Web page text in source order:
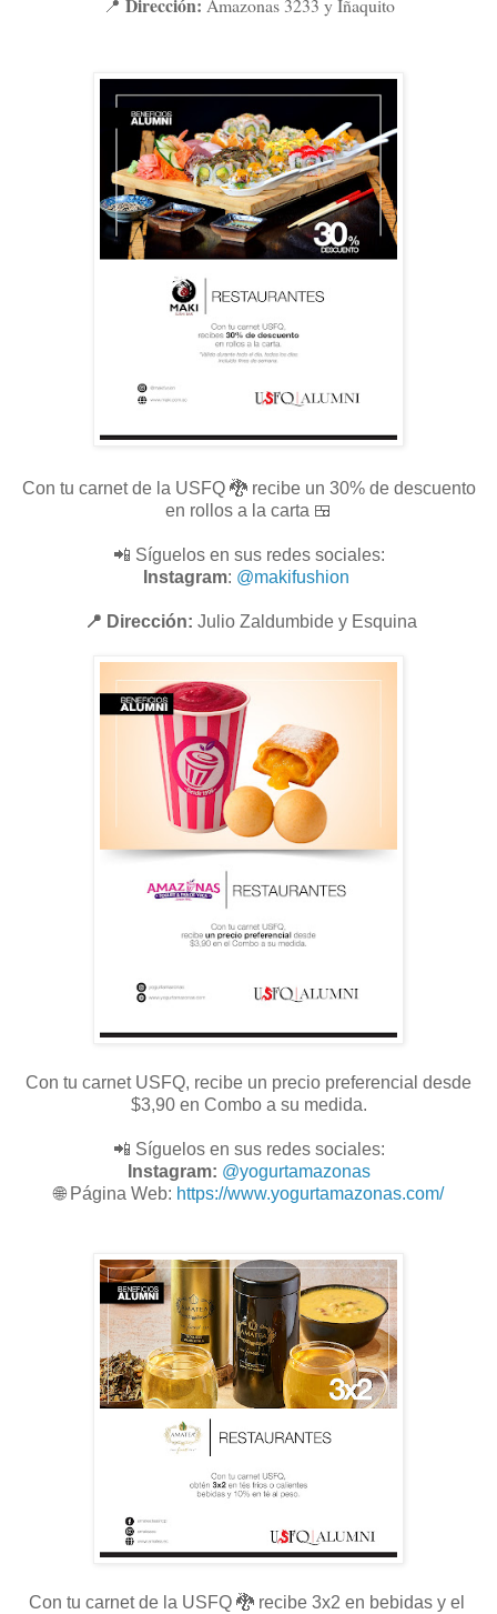
📍 Dirección: Amazonas 3233 y Iñaquito
Con tu carnet de la USFQ 🐉 recibe un 30% de descuento
en rollos a la carta 🍱
📲 Síguelos en sus redes sociales:
Instagram: @makifushion
📍 Dirección: Julio Zaldumbide y Esquina
Con tu carnet USFQ, recibe un precio preferencial desde
$3,90 en Combo a su medida.
📲 Síguelos en sus redes sociales:
Instagram: @yogurtamazonas
🌐 Página Web: https://www.yogurtamazonas.com/
Con tu carnet de la USFQ 🐉 recibe 3x2 en bebidas y el